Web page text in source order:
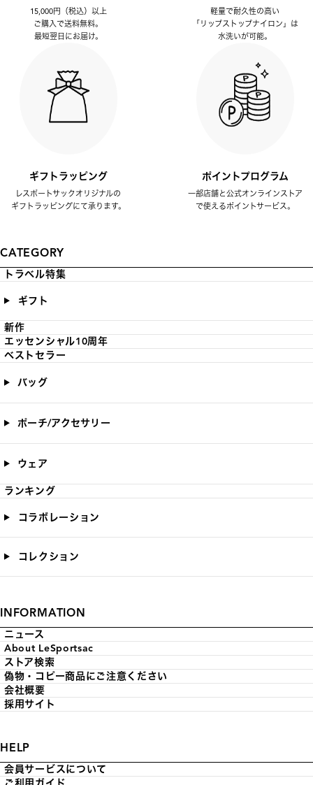
15,000円（税込）以上
ご購入で送料無料。
最短翌日にお届け。
軽量で耐久性の高い
「リップストップナイロン」は
水洗いが可能。
ギフトラッピング
レスポートサックオリジナルの
ギフトラッピングにて承ります。
ポイントプログラム
一部店舗と公式オンラインストア
で使えるポイントサービス。
CATEGORY
トラベル特集
ギフト
新作
エッセンシャル10周年
ベストセラー
バッグ
ポーチ/アクセサリー
ウェア
ランキング
コラボレーション
コレクション
INFORMATION
ニュース
About LeSportsac
ストア検索
偽物・コピー商品にご注意ください
会社概要
採用サイト
HELP
会員サービスについて